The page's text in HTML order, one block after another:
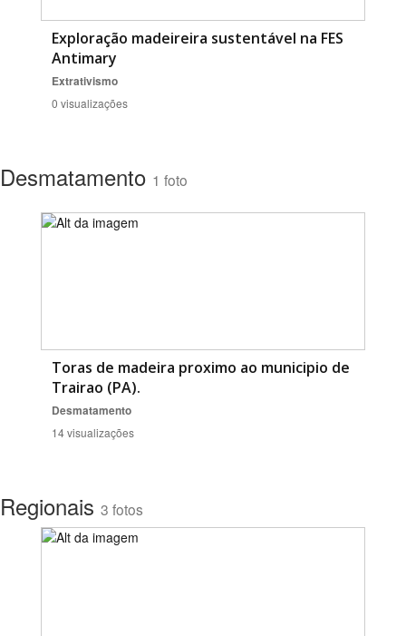
Exploração madeireira sustentável na FES
Antimary
Extrativismo
0 visualizações
Desmatamento 1 foto
Toras de madeira proximo ao municipio de
Trairao (PA).
Desmatamento
14 visualizações
Regionais 3 fotos